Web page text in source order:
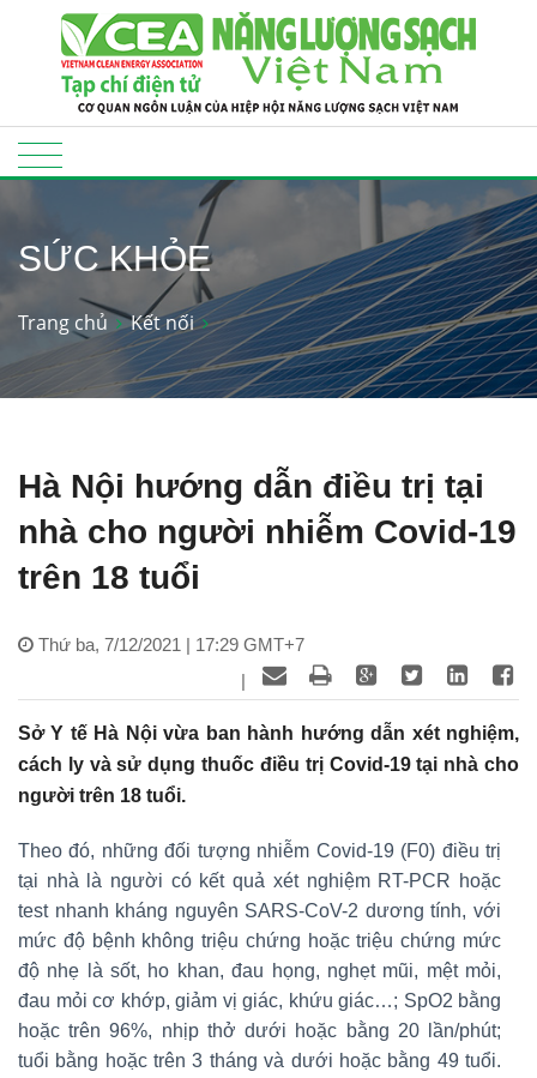
SỨC KHỎE
Trang chủ Kết nối
Hà Nội hướng dẫn điều trị tại
nhà cho người nhiễm Covid-19
trên 18 tuổi
Thứ ba, 7/12/2021 | 17:29 GMT+7
|
Sở Y tế Hà Nội vừa ban hành hướng dẫn xét nghiệm,
cách ly và sử dụng thuốc điều trị Covid-19 tại nhà cho
người trên 18 tuổi.
Theo đó, những đối tượng nhiễm Covid-19 (F0) điều trị
tại nhà là người có kết quả xét nghiệm RT-PCR hoặc
test nhanh kháng nguyên SARS-CoV-2 dương tính, với
mức độ bệnh không triệu chứng hoặc triệu chứng mức
độ nhẹ là sốt, ho khan, đau họng, nghẹt mũi, mệt mỏi,
đau mỏi cơ khớp, giảm vị giác, khứu giác…; SpO2 bằng
hoặc trên 96%, nhịp thở dưới hoặc bằng 20 lần/phút;
tuổi bằng hoặc trên 3 tháng và dưới hoặc bằng 49 tuổi.